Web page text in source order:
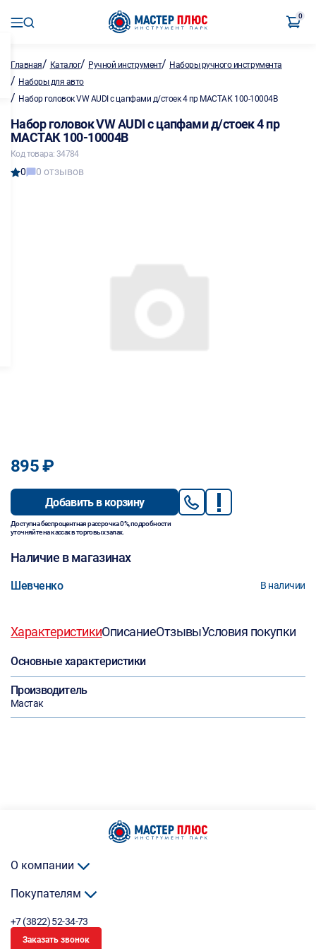
0
Главная/ Каталог/ Ручной инструмент/ Наборы ручного инструмента
/ Наборы для авто
/ Набор головок VW AUDI с цапфами д/стоек 4 пр МАСТАК 100-10004В
Набор головок VW AUDI с цапфами д/стоек 4 пр
МАСТАК 100-10004В
Код товара: 34784
0 0 отзывов
895 ₽
Добавить в корзину
Доступна беспроцентная рассрочка 0%, подробности
уточняйте на кассах в торговых залах.
Наличие в магазинах
Шевченко В наличии
ХарактеристикиОписаниеОтзывыУсловия покупки
Основные характеристики
Производитель
Мастак
О компании
Покупателям
+7 (3822) 52-34-73
Заказать звонок